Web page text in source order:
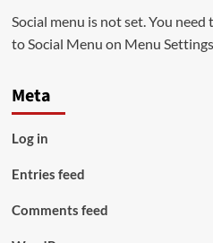
Social menu is not set. You
to Social Menu on Menu
Meta
Log in
Entries feed
Comments feed